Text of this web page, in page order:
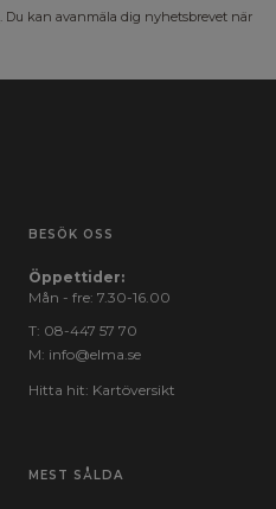
. Du kan avanmäla dig nyhetsbrevet när
BESÖK OSS
Öppettider:
Mån - fre: 7.30-16.00
T: 08-447 57 70
M: info@elma.se
Hitta hit: Kartöversikt
MEST SÅLDA